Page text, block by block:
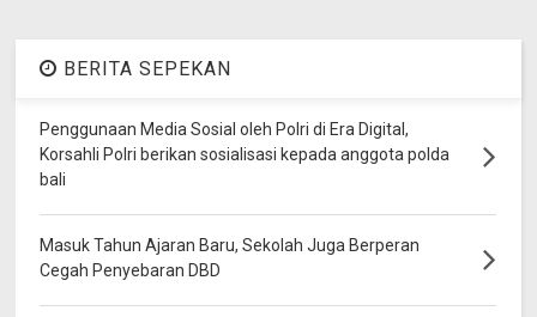
BERITA SEPEKAN
Penggunaan Media Sosial oleh Polri di Era Digital,
Korsahli Polri berikan sosialisasi kepada anggota polda
bali
Masuk Tahun Ajaran Baru, Sekolah Juga Berperan
Cegah Penyebaran DBD